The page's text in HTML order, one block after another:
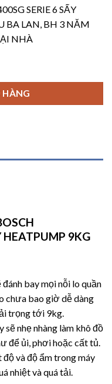
₫.
tại
là:
SERIE 6 SẤY
BA LAN, BH 3 NĂM
NHÀ
HÀNG
HEATPUMP 9KG
đánh bay mọi nỗi lo quần
chưa bao giờ dễ dàng
trọng tới 9kg.
sẽ nhẹ nhàng làm khô đồ
để ủi, phơi hoặc cất tủ.
và độ ẩm trong máy
nhiệt và quá tải.